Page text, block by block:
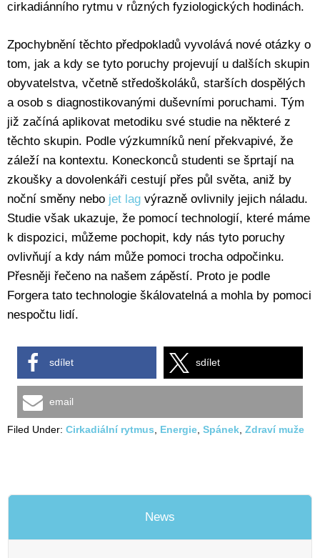
cirkadiánního rytmu v různých fyziologických hodinách.
Zpochybnění těchto předpokladů vyvolává nové otázky o
tom, jak a kdy se tyto poruchy projevují u dalších skupin
obyvatelstva, včetně středoškoláků, starších dospělých
a osob s diagnostikovanými duševními poruchami. Tým
již začíná aplikovat metodiku své studie na některé z
těchto skupin. Podle výzkumníků není překvapivé, že
záleží na kontextu. Koneckonců studenti se šprtají na
zkoušky a dovolenkáři cestují přes půl světa, aniž by
noční směny nebo jet lag výrazně ovlivnily jejich náladu.
Studie však ukazuje, že pomocí technologií, které máme
k dispozici, můžeme pochopit, kdy nás tyto poruchy
ovlivňují a kdy nám může pomoci trocha odpočinku.
Přesněji řečeno na našem zápěstí. Proto je podle
Forgera tato technologie škálovatelná a mohla by pomoci
nespočtu lidí.
sdílet sdílet
email
Filed Under: Cirkadiální rytmus Energie Spánek Zdraví muže
News